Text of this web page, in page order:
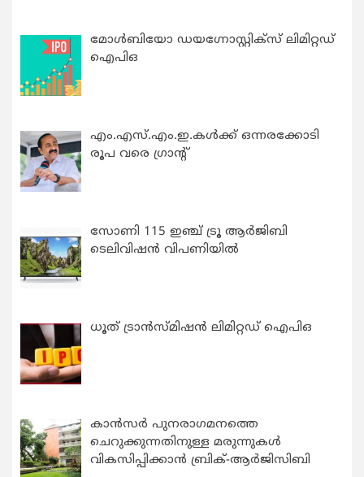
മോൾബിയോ ഡയഗ്നോസ്റ്റിക്സ് ലിമിറ്റഡ്
ഐപിഒ
എം.എസ്.എം.ഇ.കൾക്ക് ഒന്നരക്കോടി
രൂപ വരെ ഗ്രാന്റ്
സോണി 115 ഇഞ്ച് ട്രൂ ആർജിബി
ടെലിവിഷൻ വിപണിയിൽ
ധൂത് ട്രാൻസ്മിഷൻ ലിമിറ്റഡ് ഐപിഒ
കാന്‍സര്‍ പുനരാഗമനത്തെ
ചെറുക്കുന്നതിനുള്ള മരുന്നുകള്‍
വികസിപ്പിക്കാന്‍ ബ്രിക്-ആര്‍ജിസിബി